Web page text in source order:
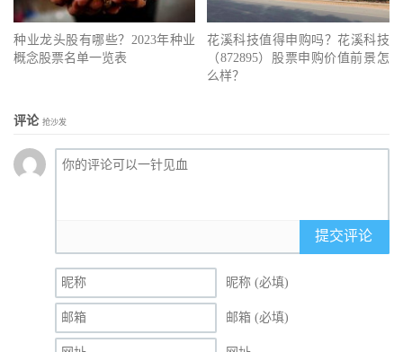
种业龙头股有哪些？2023年种业
概念股票名单一览表
花溪科技值得申购吗？花溪科技
（872895）股票申购价值前景怎
么样？
评论 抢沙发
提交评论
昵称 (必填)
邮箱 (必填)